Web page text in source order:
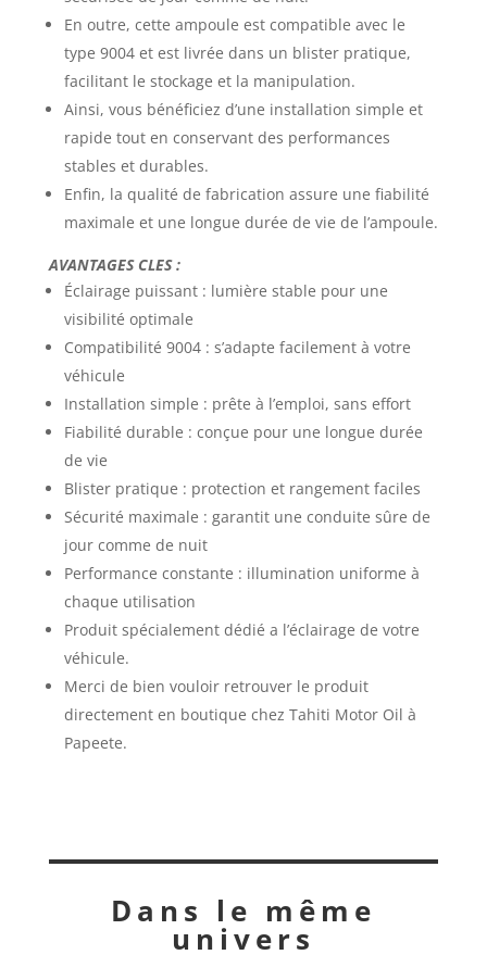
En outre, cette ampoule est compatible avec le
type 9004 et est livrée dans un blister pratique,
facilitant le stockage et la manipulation.
Ainsi, vous bénéficiez d’une installation simple et
rapide tout en conservant des performances
stables et durables.
Enfin, la qualité de fabrication assure une fiabilité
maximale et une longue durée de vie de l’ampoule.
AVANTAGES CLES :
Éclairage puissant : lumière stable pour une
visibilité optimale
Compatibilité 9004 : s’adapte facilement à votre
véhicule
Installation simple : prête à l’emploi, sans effort
Fiabilité durable : conçue pour une longue durée
de vie
Blister pratique : protection et rangement faciles
Sécurité maximale : garantit une conduite sûre de
jour comme de nuit
Performance constante : illumination uniforme à
chaque utilisation
Produit spécialement dédié a l’éclairage de votre
véhicule.
Merci de bien vouloir retrouver le produit
directement en boutique chez Tahiti Motor Oil à
Papeete.
Dans le même
univers